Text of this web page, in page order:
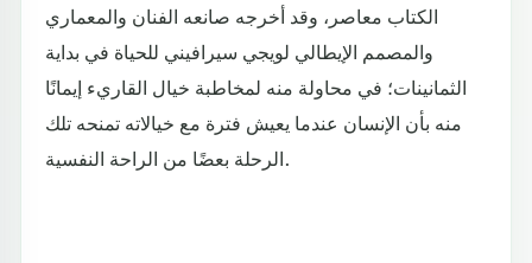
الكتاب معاصر، وقد أخرجه صانعه الفنان والمعماري
والمصمم الإيطالي لويجي سيرافيني للحياة في بداية
الثمانينات؛ في محاولة منه لمخاطبة خيال القاريء إيمانًا
منه بأن الإنسان عندما يعيش فترة مع خيالاته تمنحه تلك
الرحلة بعضًا من الراحة النفسية.